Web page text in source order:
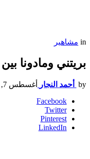
in مشاهير
بريتني ومادونا
by أحمد النجار أغسطس 7, 2021, 3:20 م
Facebook
Twitter
Pinterest
LinkedIn